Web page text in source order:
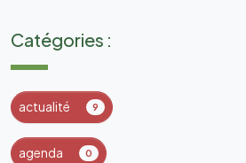
Catégories :
actualité 9
agenda 0